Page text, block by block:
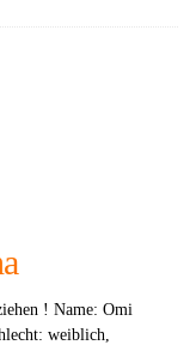
! Name: Omi
weiblich,